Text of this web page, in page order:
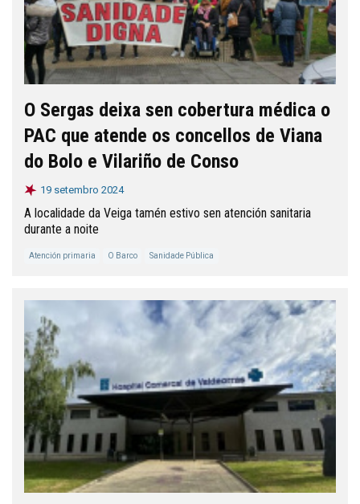
O Sergas deixa sen cobertura médica o
PAC que atende os concellos de Viana
do Bolo e Vilariño de Conso
19 setembro 2024
A localidade da Veiga tamén estivo sen atención sanitaria
durante a noite
Atención primaria O Barco Sanidade Pública